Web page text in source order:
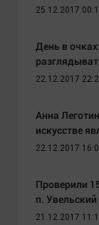
25.12.2017
День в
22.12.2017
Анна
искусстве
22.12.2017
Проверили
п. Увельский
21.12.2017